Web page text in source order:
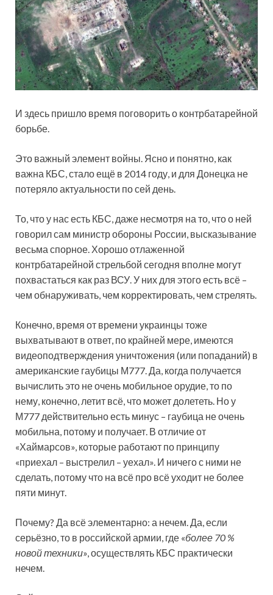
И здесь пришло время поговорить о контрбатарейной
борьбе.
Это важный элемент войны. Ясно и понятно, как
важна КБС, стало ещё в 2014 году, и для Донецка не
потеряло актуальности по сей день.
То, что у нас есть КБС, даже несмотря на то, что о ней
говорил сам министр обороны России, высказывание
весьма спорное. Хорошо отлаженной
контрбатарейной стрельбой сегодня вполне могут
похвастаться как раз ВСУ. У них для этого есть всё –
чем обнаруживать, чем корректировать, чем стрелять.
Конечно, время от времени украинцы тоже
выхватывают в ответ, по крайней мере, имеются
видеоподтверждения уничтожения (или попаданий) в
американские гаубицы М777. Да, когда получается
вычислить это не очень мобильное орудие, то по
нему, конечно, летит всё, что может долететь. Но у
М777 действительно есть минус – гаубица не очень
мобильна, потому и получает. В отличие от
«Хаймарсов», которые работают по принципу
«приехал – выстрелил – уехал». И ничего с ними не
сделать, потому что на всё про всё уходит не более
пяти минут.
Почему? Да всё элементарно: а нечем. Да, если
серьёзно, то в российской армии, где «более 70 %
новой техники», осуществлять КБС практически
нечем.